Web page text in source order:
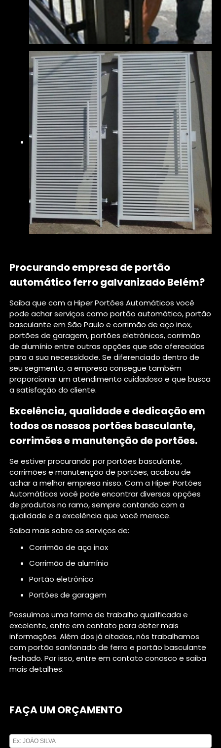
Procurando empresa de portão
automático ferro galvanizado Belém?
Saiba que com a Hiper Portões Automáticos você
pode achar serviços como portão automático, portão
basculante em São Paulo e corrimão de aço inox,
portões de garagem, portões eletrônicos, corrimão
de alumínio entre outras opções que são oferecidas
para a sua necessidade. Se diferenciado dentro de
seu segmento, a empresa consegue também
proporcionar um atendimento cuidadoso e que busca
a satisfação do cliente.
Excelência, qualidade e dedicação em
todos os nossos portões basculante,
corrimões e manutenção de portões.
Se estiver procurando por portões basculante,
corrimões e manutenção de portões, acabou de
achar a melhor empresa nisso. Com a Hiper Portões
Automáticos você pode encontrar diversas opções
de produtos no ramo, sempre contando com a
qualidade e a excelência que você merece.
Saiba mais sobre os serviços de:
corrimão de aço inox
corrimão de alumínio
portão eletrônico
portões de garagem
Possuímos uma forma de trabalho qualificada e
excelente, entre em contato para obter mais
informações. Além dos já citados, nós trabalhamos
com portão sanfonado de ferro e portão basculante
fechado. Por isso, entre em contato conosco e saiba
mais detalhes.
FAÇA UM ORÇAMENTO